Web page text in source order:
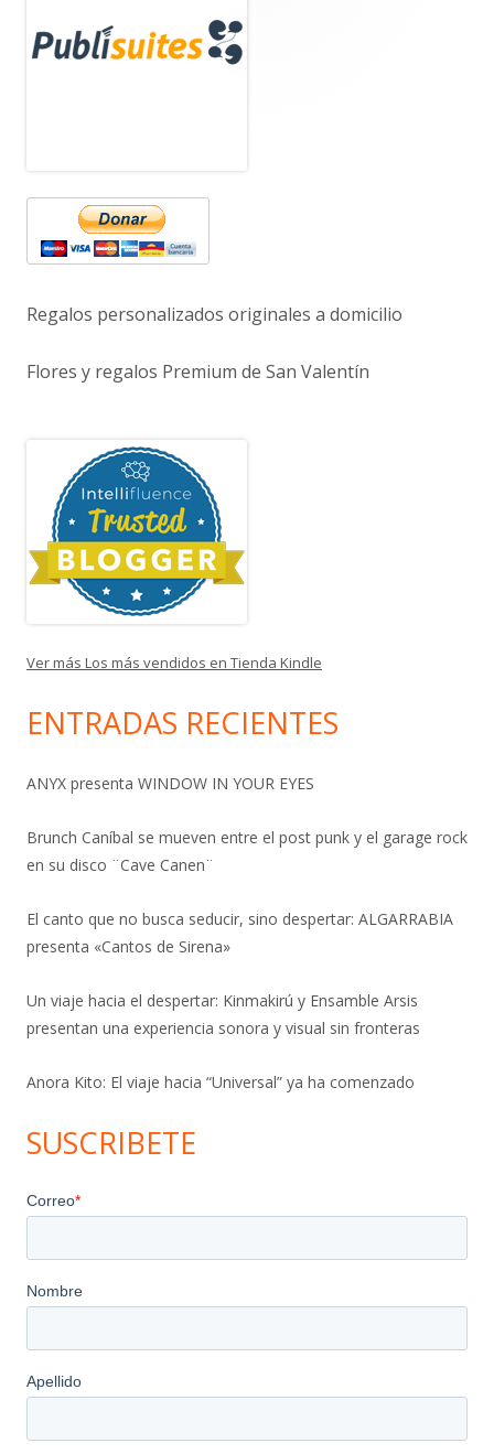
lateral
principal
Regalos personalizados originales a domicilio
Flores y regalos Premium de San Valentín
Ver más Los más vendidos en Tienda Kindle
ENTRADAS RECIENTES
ANYX presenta WINDOW IN YOUR EYES
Brunch Caníbal se mueven entre el post punk y el garage rock
en su disco ¨Cave Canen¨
El canto que no busca seducir, sino despertar: ALGARRABIA
presenta «Cantos de Sirena»
Un viaje hacia el despertar: Kinmakirú y Ensamble Arsis
presentan una experiencia sonora y visual sin fronteras
Anora Kito: El viaje hacia “Universal” ya ha comenzado
SUSCRIBETE